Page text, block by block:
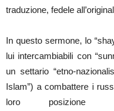
traduzione, fedele
In questo sermone, lo
lui intercambiabili con
un settario “etno-
Islam”) a combattere i
loro posizione